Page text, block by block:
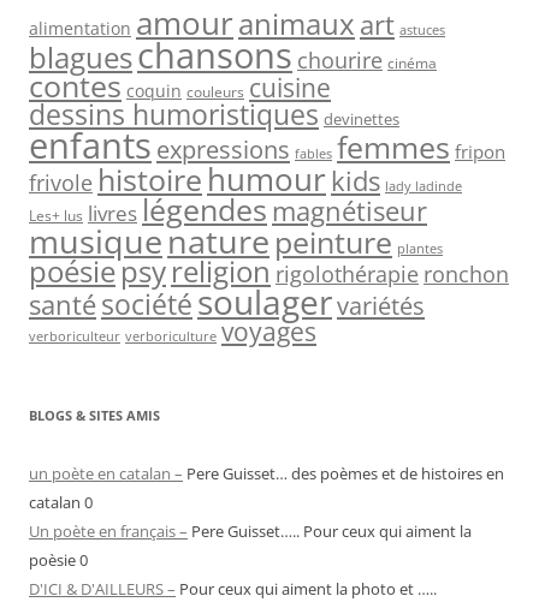
alimentation amouranimaux art astuces
blagueschansons chourire cinéma
contes coquin couleurs cuisine
dessins humoristiques devinettes
enfantsexpressions fables femmes fripon
frivole histoire humour kids lady ladinde
Les+ lus livreslégendes magnétiseur
musiquenature peinture plantes
poésiepsyreligion rigolothérapie ronchon
santésociétésoulagervariétés
verboriculteur verboriculture voyages
BLOGS & SITES AMIS
un poète en catalan – Pere Guisset… des poèmes et de histoires en
catalan 0
Un poète en français – Pere Guisset….. Pour ceux qui aiment la
poèsie 0
D'ICI & D'AILLEURS – Pour ceux qui aiment la photo et …..